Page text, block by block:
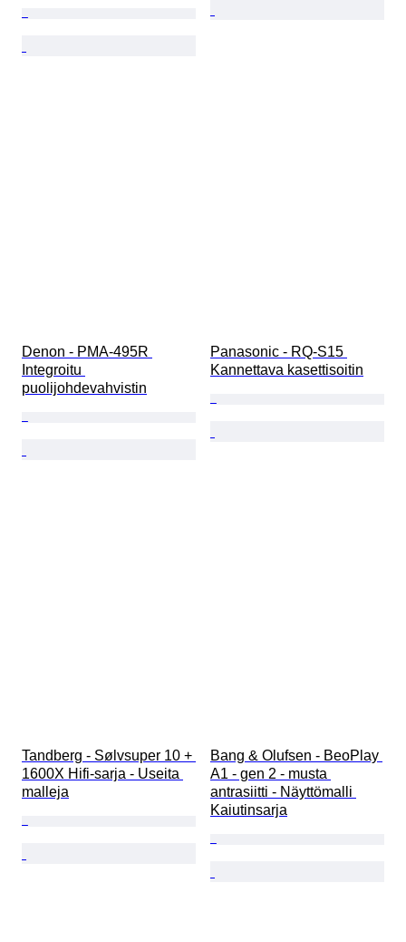
Denon - PMA-495R
Integroitu
puolijohdevahvistin
Panasonic - RQ-S15
Kannettava kasettisoitin
Tandberg - Sølvsuper 10 +
1600X Hifi-sarja - Useita
malleja
Bang & Olufsen - BeoPlay
A1 - gen 2 - musta
antrasiitti - Näyttömalli
Kaiutinsarja